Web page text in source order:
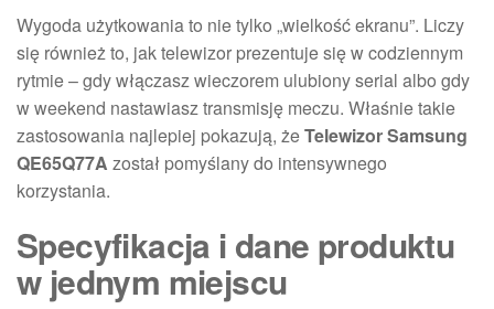
Wygoda użytkowania to nie tylko „wielkość ekranu”. Liczy
się również to, jak telewizor prezentuje się w codziennym
rytmie – gdy włączasz wieczorem ulubiony serial albo gdy
w weekend nastawiasz transmisję meczu. Właśnie takie
zastosowania najlepiej pokazują, żeTelewizor Samsung
QE65Q77A został pomyślany do intensywnego
korzystania.
Specyfikacja i dane produktu
w jednym miejscu